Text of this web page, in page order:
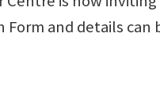
and details